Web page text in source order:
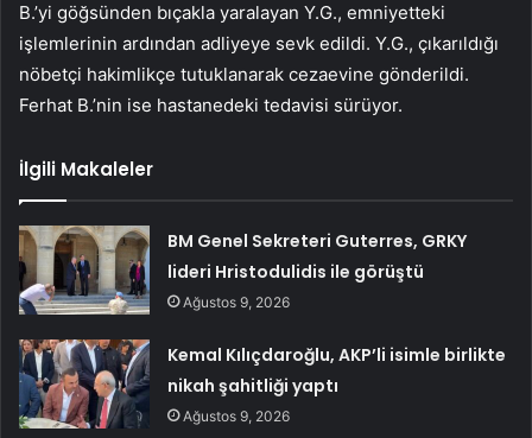
B.’yi göğsünden bıçakla yaralayan Y.G., emniyetteki
işlemlerinin ardından adliyeye sevk edildi. Y.G., çıkarıldığı
nöbetçi hakimlikçe tutuklanarak cezaevine gönderildi.
Ferhat B.’nin ise hastanedeki tedavisi sürüyor.
İlgili Makaleler
BM Genel Sekreteri Guterres, GRKY
lideri Hristodulidis ile görüştü
Ağustos 9, 2026
Kemal Kılıçdaroğlu, AKP’li isimle birlikte
nikah şahitliği yaptı
Ağustos 9, 2026